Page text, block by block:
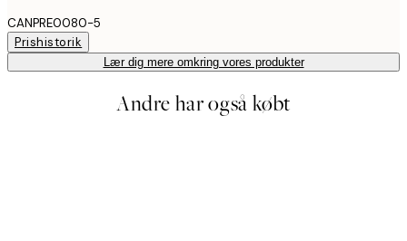
CANPRE0080-5
Prishistorik
Lær dig mere omkring vores produkter
Andre har også købt